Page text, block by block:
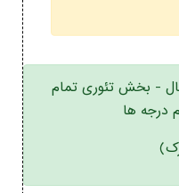
- بخش تئوری تمام
درجه ها